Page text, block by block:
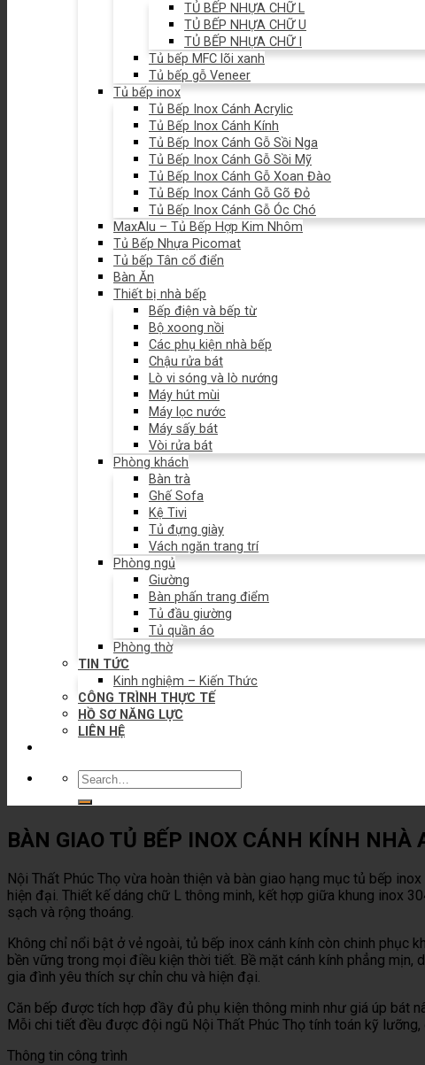
TỦ BẾP NHỰA CHỮ L
TỦ BẾP NHỰA CHỮ U
TỦ BẾP NHỰA CHỮ I
Tủ bếp MFC lõi xanh
Tủ bếp gỗ Veneer
Tủ bếp inox
Tủ Bếp Inox Cánh Acrylic
Tủ Bếp Inox Cánh Kính
Tủ Bếp Inox Cánh Gỗ Sồi Nga
Tủ Bếp Inox Cánh Gỗ Sồi Mỹ
Tủ Bếp Inox Cánh Gỗ Xoan Đào
Tủ Bếp Inox Cánh Gỗ Gõ Đỏ
Tủ Bếp Inox Cánh Gỗ Óc Chó
MaxAlu – Tủ Bếp Hợp Kim Nhôm
Tủ Bếp Nhựa Picomat
Tủ bếp Tân cổ điển
Bàn Ăn
Thiết bị nhà bếp
Bếp điện và bếp từ
Bộ xoong nồi
Các phụ kiện nhà bếp
Chậu rửa bát
Lò vi sóng và lò nướng
Máy hút mùi
Máy lọc nước
Máy sấy bát
Vòi rửa bát
Phòng khách
Bàn trà
Ghế Sofa
Kệ Tivi
Tủ đựng giày
Vách ngăn trang trí
Phòng ngủ
Giường
Bàn phấn trang điểm
Tủ đầu giường
Tủ quần áo
Phòng thờ
TIN TỨC
Kinh nghiệm – Kiến Thức
CÔNG TRÌNH THỰC TẾ
HỒ SƠ NĂNG LỰC
LIÊN HỆ
Search
for:
BÀN GIAO TỦ BẾP INOX CÁNH KÍNH NHÀ
Nội Thất Phúc Thọ vừa hoàn thiện và bàn giao hạng mục tủ bếp
hiện đại. Thiết kế dáng chữ L thông minh, kết hợp giữa khung inox
sạch và rộng thoáng.
Không chỉ nổi bật ở vẻ ngoài, tủ bếp inox cánh kính còn chinh phục
bền vững trong mọi điều kiện thời tiết. Bề mặt cánh kính phẳng
gia đình yêu thích sự chỉn chu và hiện đại.
Căn bếp được tích hợp đầy đủ phụ kiện thông minh như giá úp bát
Mỗi chi tiết đều được đội ngũ Nội Thất Phúc Thọ tính toán kỹ
Thông tin công trình